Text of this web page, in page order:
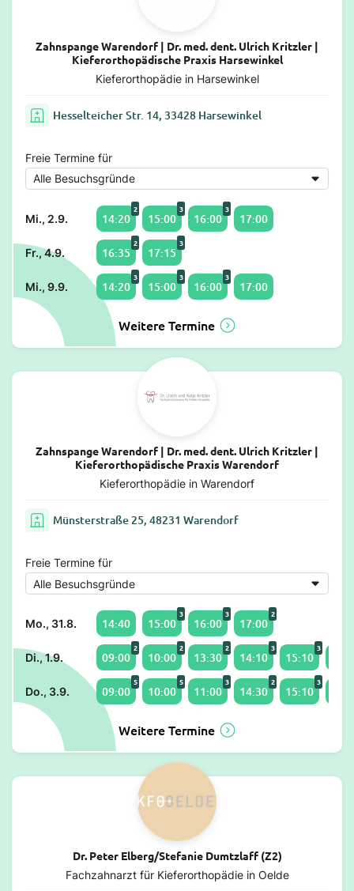
Zahnspange Warendorf | Dr. med. dent. Ulrich Kritzler |
Kieferorthopädische Praxis Harsewinkel
Kieferorthopädie in Harsewinkel
Hesselteicher Str. 14, 33428 Harsewinkel
Freie Termine für
Mi., 2.9. 14:20
2
15:00
3
16:00
3
17:00
Fr., 4.9. 16:35
2
17:15
3
Mi., 9.9. 14:20
3
15:00
3
16:00
3
17:00
Weitere Termine
Zahnspange Warendorf | Dr. med. dent. Ulrich Kritzler |
Kieferorthopädische Praxis Warendorf
Kieferorthopädie in Warendorf
Münsterstraße 25, 48231 Warendorf
Freie Termine für
Mo., 31.8. 14:40 15:00
3
16:00
3
17:00
2
Di., 1.9. 09:00
2
10:00
2
13:30
2
14:10
3
15:10
3
Do., 3.9. 09:00
5
10:00
5
11:00
3
14:30
2
15:10
3
Weitere Termine
Dr. Peter Elberg/Stefanie Dumtzlaff (Z2)
Fachzahnarzt für Kieferorthopädie in Oelde